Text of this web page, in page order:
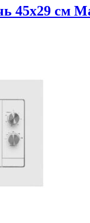
45х29 см